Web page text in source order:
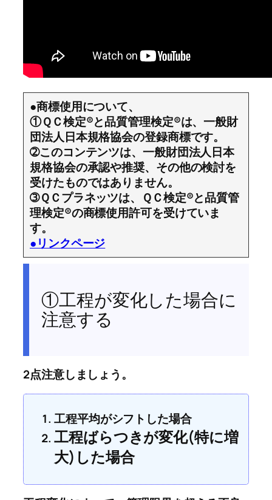
●商標使用について、
①ＱＣ検定®と品質管理検定®は、一般財
団法人日本規格協会の登録商標です。
➁このコンテンツは、一般財団法人日本
規格協会の承認や推奨、その他の検討を
受けたものではありません。
➂ＱＣプラネッツは、ＱＣ検定®と品質管
理検定®の商標使用許可を受けていま
す。
●リンクページ
①工程が変化した場合に
注意する
2点注意しましょう。
工程平均がシフトした場合
工程ばらつきが変化(特に増
大)した場合